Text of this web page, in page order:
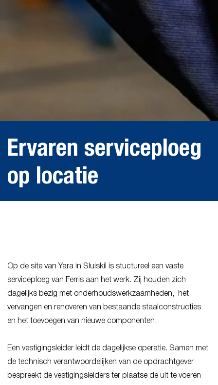
Ervaren serviceploeg
op locatie
Op de site van Yara in Sluiskil is stuctureel een vaste
serviceploeg van Ferris aan het werk. Zij houden zich
dagelijks bezig met onderhoudswerkzaamheden, het
vervangen en renoveren van bestaande staalconstructies
en het toevoegen van nieuwe componenten.
Een vestigingsleider leidt de dagelijkse operatie. Samen met
de technisch verantwoordelijken van de opdrachtgever
bespreekt de vestigingsleiders ter plaatse de uit te voeren